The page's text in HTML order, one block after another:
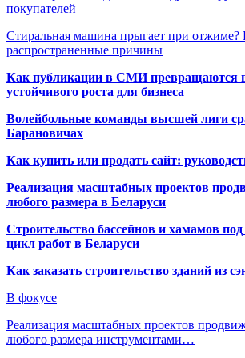
покупателей
Стиральная машина прыгает при отжиме?
распространенные причины
Как публикации в СМИ превращаются
устойчивого роста для бизнеса
Волейбольные команды высшей лиги
Барановичах
Как купить или продать сайт:
Реализация масштабных проектов
любого размера в Беларуси
Строительство бассейнов и хамамов
цикл работ в Беларуси
Как заказать строительство зданий из
В фокусе
Реализация масштабных проектов
любого размера инструментами…